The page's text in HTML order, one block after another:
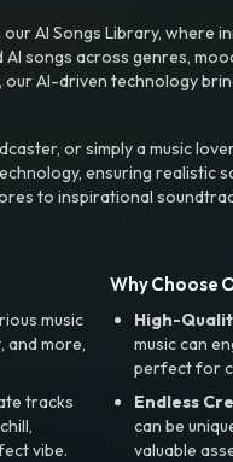
AI Songs Library, where
songs across genres,
AI-driven technology
or simply a music
ensuring realistic
to inspirational
music
and more,
tracks
vibe.
Why Choose
High-
music can
perfect for
Endless
can be
valuable